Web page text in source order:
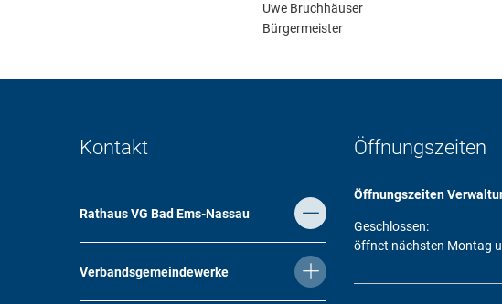
Uwe Bruchhäuser
Bürgermeister
Kontakt
Rathaus VG Bad Ems-Nassau
Verbandsgemeindewerke
Öffnungszeiten
Öffnungszeiten
Klicken, um weitere
Geschlossen:
öffnet nächsten Montag